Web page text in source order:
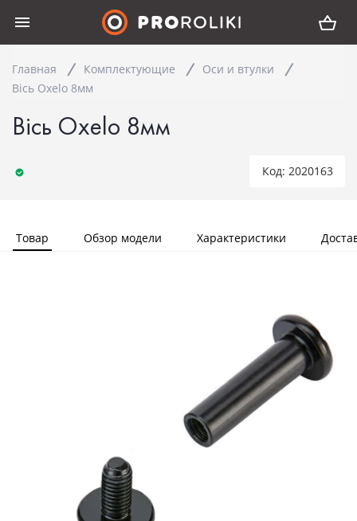
Главная Комплектующие
Оси и втулки
Вісь Oxelo 8мм
Вісь Oxelo 8мм
Код: 2020163
Товар Обзор модели Характеристики